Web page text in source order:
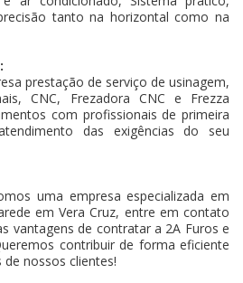
tanto na horizontal como na
prestação de serviço de usinagem,
CNC, Frezadora CNC e Frezza
com profissionais de primeira
das exigências do seu
uma empresa especializada em
em Vera Cruz, entre em contato
vantagens de contratar a 2A Furos e
contribuir de forma eficiente
nossos clientes!